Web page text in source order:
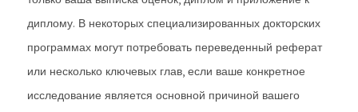
диплому. В некоторых специализированных докторских
программах могут потребовать переведенный реферат
или несколько ключевых глав, если ваше конкретное
исследование является основной причиной вашего